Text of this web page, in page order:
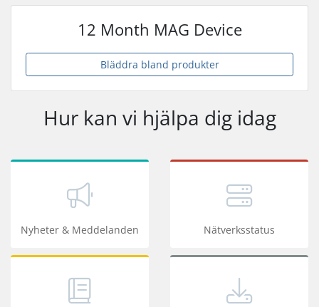
12 Month MAG Device
Bläddra bland produkter
Hur kan vi hjälpa dig idag
Nyheter & Meddelanden Nätverksstatus